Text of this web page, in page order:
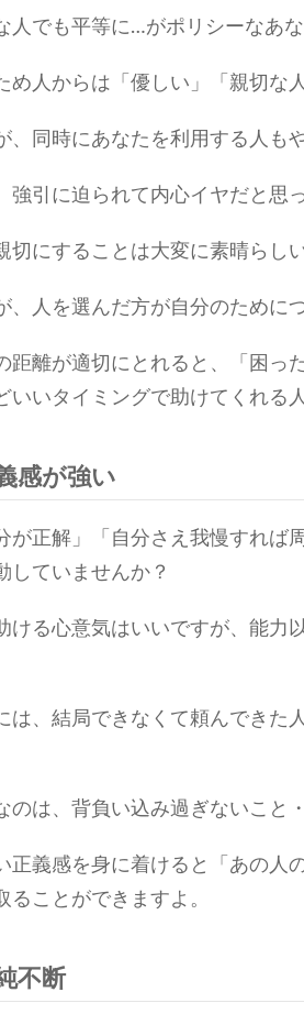
人でも平等に…がポリシーなあな
め人からは「優しい」「親切な
、同時にあなたを利用する人も
強引に迫られて内心イヤだと思
切にすることは大変に素晴らし
、人を選んだ方が自分のために
距離が適切にとれると、「困っ
いいタイミングで助けてくれる
感が強い
が正解」「自分さえ我慢すれ
していませんか？
ける心意気はいいですが、能力
は、結局できなくて頼んできた
のは、背負い込み過ぎないこと
正義感を身に着けると「あの人
ることができますよ。
不断